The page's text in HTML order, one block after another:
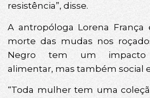
resistência”, disse.
A antropóloga Lorena França
morte das mudas nos
Negro tem um impacto
alimentar, mas também social
“Toda mulher tem uma